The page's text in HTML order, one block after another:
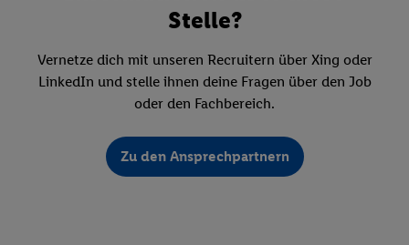
Stelle?
Vernetze dich mit unseren Recruitern über Xing oder
LinkedIn und stelle ihnen deine Fragen über den Job
oder den Fachbereich.
Zu den Ansprechpartnern